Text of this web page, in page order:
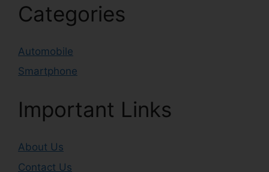
Categories
Automobile
Smartphone
Important Links
About Us
Contact Us